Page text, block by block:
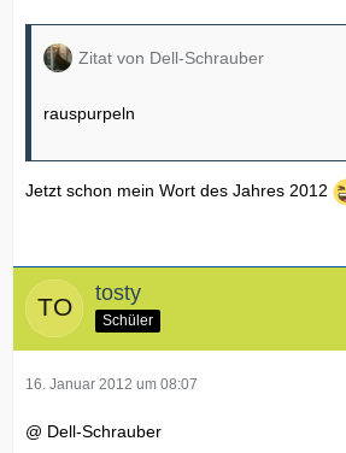
Zitat von Dell-Schrauber
rauspurpeln
Jetzt schon mein Wort des Jahres 2012
tosty
Schüler
16. Januar 2012 um 08:07
@ Dell-Schrauber